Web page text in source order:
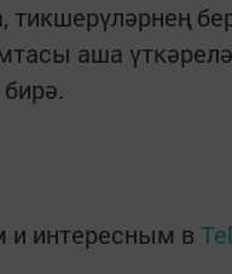
аша
интересным в